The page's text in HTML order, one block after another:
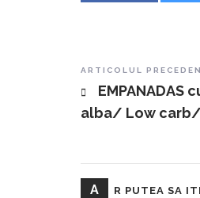
Post
ARTICOLUL
EMPANADAS
alba/ Low
A R PUTEA SA